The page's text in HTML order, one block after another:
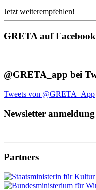
Jetzt weiterempfehlen!
GRETA auf Facebook
@GRETA_app bei
Tweets von @GRETA_App
Newsletter anmeldung
Partners